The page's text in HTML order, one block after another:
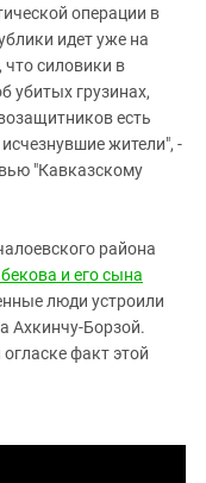
операции в
идет уже на
что силовики в
убитых грузинах,
есть
жители", -
"Кавказскому
района
и его сына
люди устроили
Ахкинчу-Борзой.
факт этой